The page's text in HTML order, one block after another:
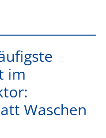
im
Waschen